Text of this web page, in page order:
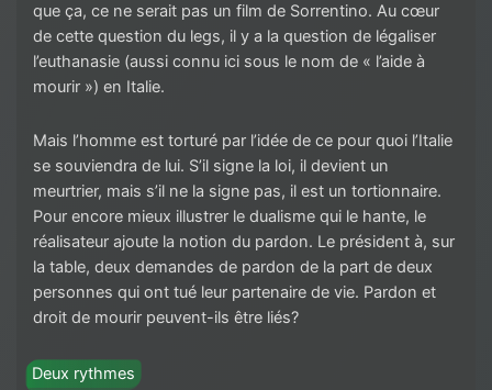
que ça, ce ne serait pas un film de Sorrentino. Au cœur
de cette question du legs, il y a la question de légaliser
l’euthanasie (aussi connu ici sous le nom de « l’aide à
mourir ») en Italie.
Mais l’homme est torturé par l’idée de ce pour quoi l’Italie
se souviendra de lui. S’il signe la loi, il devient un
meurtrier, mais s’il ne la signe pas, il est un tortionnaire.
Pour encore mieux illustrer le dualisme qui le hante, le
réalisateur ajoute la notion du pardon. Le président à, sur
la table, deux demandes de pardon de la part de deux
personnes qui ont tué leur partenaire de vie. Pardon et
droit de mourir peuvent-ils être liés?
Deux rythmes